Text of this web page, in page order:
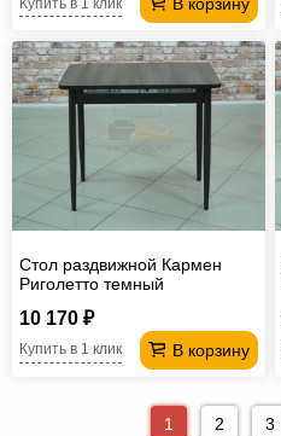
Стол раздвижной Кармен
Риголетто темный
10 170 ₽
В корзину
Купить в 1 клик
1 2 3